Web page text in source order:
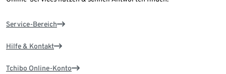
Service-Bereich
Hilfe & Kontakt
Tchibo Online-Konto